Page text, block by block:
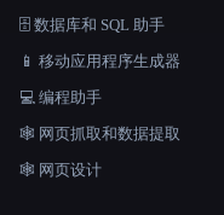
🗄️ 数据库和 SQL 助手
📱 移动应用程序生成器
💻 编程助手
🕸️ 网页抓取和数据提取
🕸 网页设计